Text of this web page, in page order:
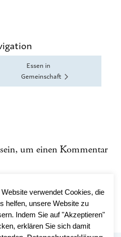
Essen in
Gemeinschaft
um einen Kommentar
Nach OBEN
verwendet Cookies, die
helfen, unsere Website zu
Indem Sie auf "Akzeptieren"
erklären Sie sich damit